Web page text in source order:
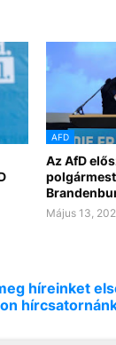
AFD
Az AfD
Május 13,
híreinket